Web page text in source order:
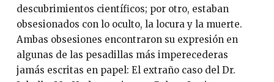
descubrimientos científicos; por otro, estaban
obsesionados con lo oculto, la locura y la muerte.
Ambas obsesiones encontraron su expresión en
algunas de las pesadillas más imperecederas
jamás escritas en papel: El extraño caso del Dr.